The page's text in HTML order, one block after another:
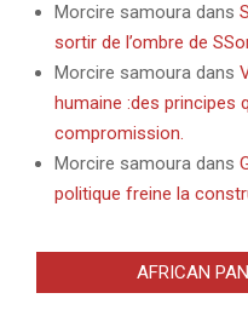
Morcire samoura dans
sortir de l’ombre de
Morcire samoura dans
humaine :des principes
compromission.
Morcire samoura dans
politique freine la
AFRICAN